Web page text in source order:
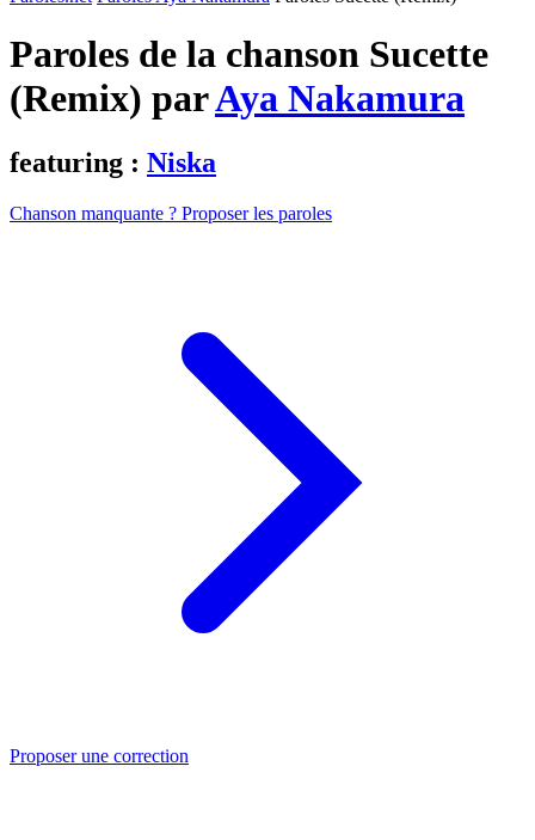
Paroles de la chanson Sucette
(Remix) parAya Nakamura
featuring : Niska
Chanson manquante ? Proposer les paroles
Proposer une correction